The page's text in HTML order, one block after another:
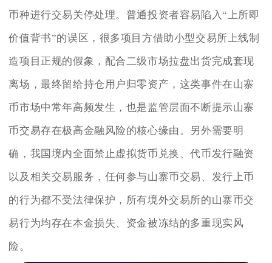
币种进行交易关停处理。普通投资者容易陷入“上所即
价值背书”的误区，很多项目方借助小型交易所上线制
造项目正规的假象，配合二级市场拉盘出货完成套现
离场，最终留给持仓用户归零资产，这类事件在山寨
币市场中常年高频发生，也是监管层面不断提示山寨
币交易存在极高金融风险的核心缘由。另外需要明
确，我国境内全面禁止虚拟货币兑换、代币发行融资
以及相关交易服务，任何参与山寨币交易、发行上币
的行为都不受法律保护，所有境外交易所的山寨币交
易行为均存在本金损失、资金被冻结的多重现实风
险。